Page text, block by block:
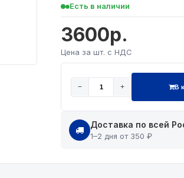
Есть в наличии
3600р.
Цена за шт. с НДС
− + В
Доставка по всей
1–2 дня от 350 ₽